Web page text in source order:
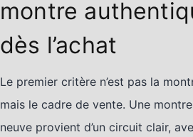
montre
dès l’achat
Le premier critère n’est pas la
mais le cadre de vente. Une
neuve provient d’un circuit clair,